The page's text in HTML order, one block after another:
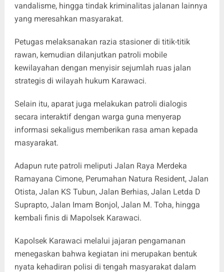
vandalisme, hingga tindak kriminalitas jalanan lainnya
yang meresahkan masyarakat.
Petugas melaksanakan razia stasioner di titik-titik
rawan, kemudian dilanjutkan patroli mobile
kewilayahan dengan menyisir sejumlah ruas jalan
strategis di wilayah hukum Karawaci.
Selain itu, aparat juga melakukan patroli dialogis
secara interaktif dengan warga guna menyerap
informasi sekaligus memberikan rasa aman kepada
masyarakat.
Adapun rute patroli meliputi Jalan Raya Merdeka
Ramayana Cimone, Perumahan Natura Resident, Jalan
Otista, Jalan KS Tubun, Jalan Berhias, Jalan Letda D
Suprapto, Jalan Imam Bonjol, Jalan M. Toha, hingga
kembali finis di Mapolsek Karawaci.
Kapolsek Karawaci melalui jajaran pengamanan
menegaskan bahwa kegiatan ini merupakan bentuk
nyata kehadiran polisi di tengah masyarakat dalam